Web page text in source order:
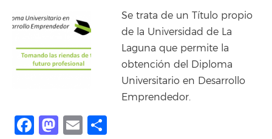
Se trata de un Título propio
de la Universidad de La
Laguna que permite la
obtención del Diploma
Universitario en Desarrollo
Emprendedor.
Facebook
Mastodon
Email